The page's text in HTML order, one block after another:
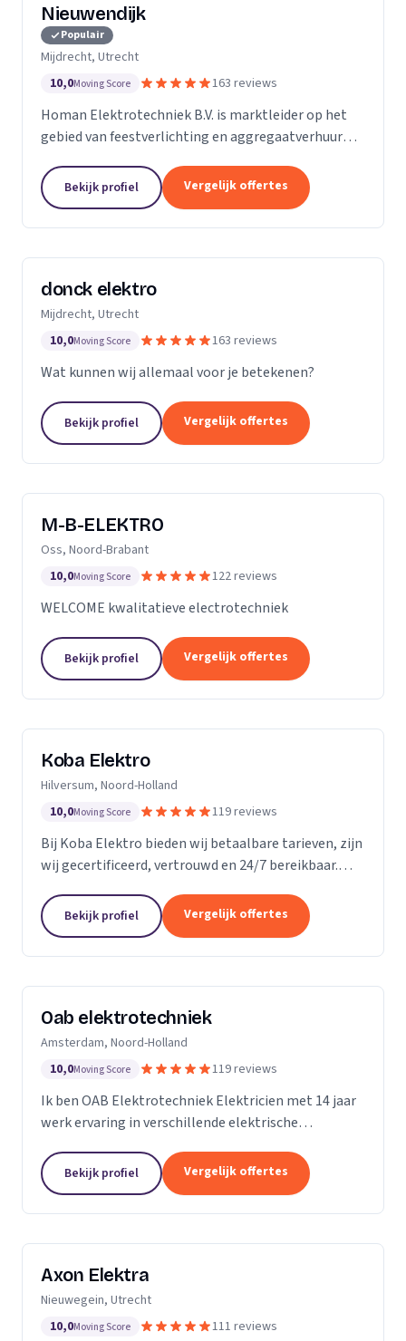
Nieuwendijk
Populair
Mijdrecht, Utrecht
10,0Moving Score 163 reviews
Homan Elektrotechniek B.V. is marktleider op het
gebied van feestverlichting en aggregaatverhuur
energievoorziening van kermissen door heel
Nederland.
Bekijk profiel Vergelijk offertes
donck elektro
Mijdrecht, Utrecht
10,0Moving Score 163 reviews
Wat kunnen wij allemaal voor je betekenen?
Bekijk profiel Vergelijk offertes
M-B-ELEKTRO
Oss, Noord-Brabant
10,0Moving Score 122 reviews
WELCOME kwalitatieve electrotechniek
Bekijk profiel Vergelijk offertes
Koba Elektro
Hilversum, Noord-Holland
10,0Moving Score 119 reviews
Bij Koba Elektro bieden wij betaalbare tarieven, zijn
wij gecertificeerd, vertrouwd en 24/7 bereikbaar.
problemen snel worden opgelost.
Bekijk profiel Vergelijk offertes
Oab elektrotechniek
Amsterdam, Noord-Holland
10,0Moving Score 119 reviews
Ik ben OAB Elektrotechniek Elektricien met 14 jaar
werk ervaring in verschillende elektrische
groepenkasten noem het maar op bijna alles
Bekijk profiel Vergelijk offertes
Axon Elektra
Nieuwegein, Utrecht
10,0Moving Score 111 reviews